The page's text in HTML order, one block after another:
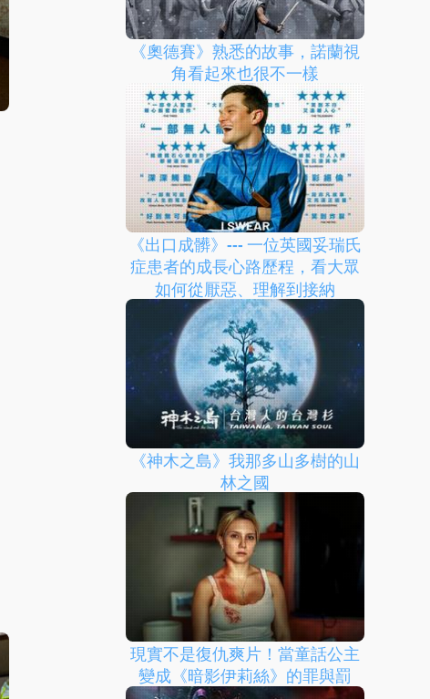
《奧德賽》熟悉的故事，諾蘭視
角看起來也很不一樣
《出口成髒》--- 一位英國妥瑞氏
症患者的成長心路歷程，看大眾
如何從厭惡、理解到接納
《神木之島》我那多山多樹的山
林之國
現實不是復仇爽片！當童話公主
變成《暗影伊莉絲》的罪與罰